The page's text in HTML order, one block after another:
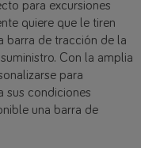
para excursiones
quiere que le tiren
barra de tracción de la
Con la amplia
para
sus condiciones
una barra de